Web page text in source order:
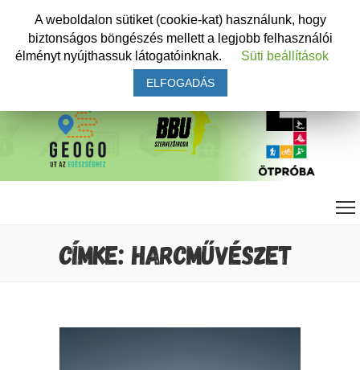
CÍMKE: HARCMŰVÉSZET
A weboldalon sütiket (cookie-kat) használunk, hogy
biztonságos böngészés mellett a legjobb felhasználói
élményt nyújthassuk látogatóinknak.
Süti beállítások
ELFOGADÁS